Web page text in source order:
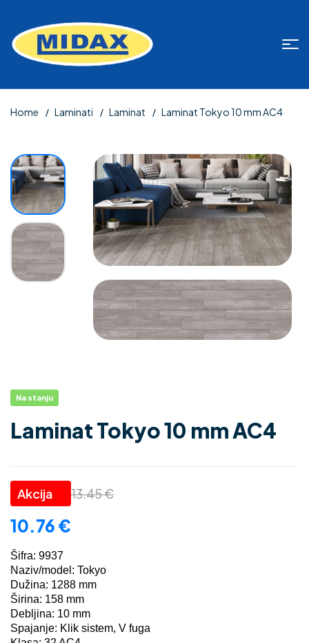
Home Laminati Laminat Laminat Tokyo 10 mm AC4
Na stanju
Laminat Tokyo 10 mm AC4
13.45€
10.76 €
Šifra: 9937
Naziv/model: Tokyo
Dužina: 1288 mm
Širina: 158 mm
Debljina: 10 mm
Spajanje: Klik sistem, V fuga